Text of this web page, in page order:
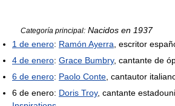
Categoría principal: Nacidos en 1937
1 de enero: Ramón Ayerra , escritor
4 de enero: Grace Bumbry, cantante de
6 de enero: Paolo Conte , cantautor
6 de enero: Doris Troy, cantante